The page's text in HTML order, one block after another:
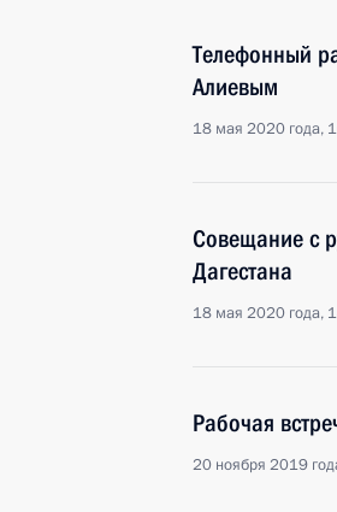
Телефонный
Алиевым
18 мая 2020 года,
Совещание с
Дагестана
18 мая 2020 года,
Рабочая
20 ноября 2019